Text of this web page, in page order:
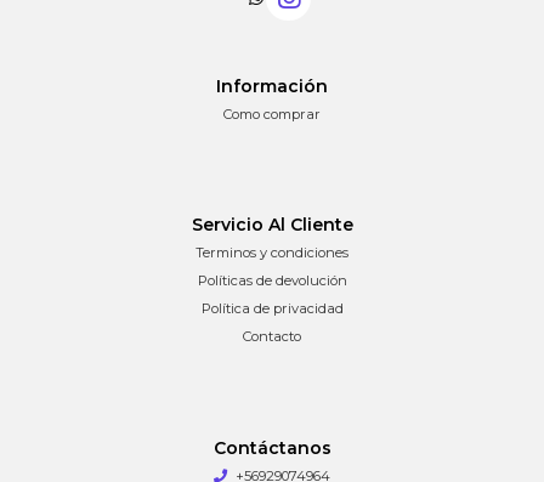
Información
Como comprar
Servicio Al Cliente
Terminos y condiciones
Políticas de devolución
Política de privacidad
Contacto
Contáctanos
+56929074964